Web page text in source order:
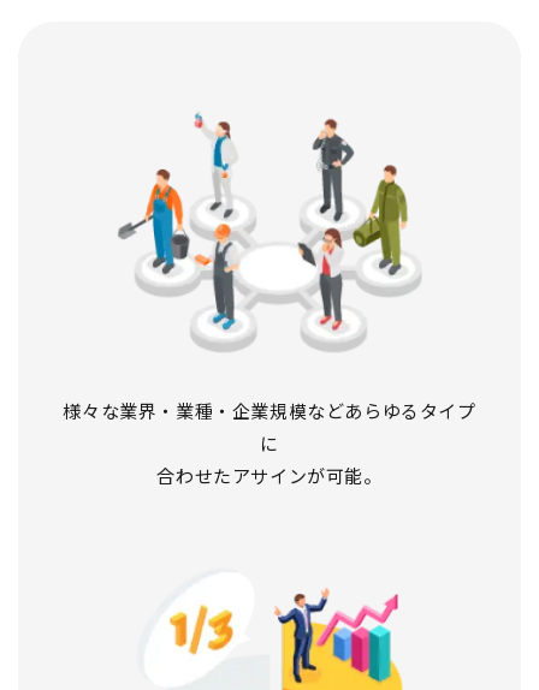
様々な業界・業種・企業規模などあらゆるタイプ
に
合わせたアサインが可能。